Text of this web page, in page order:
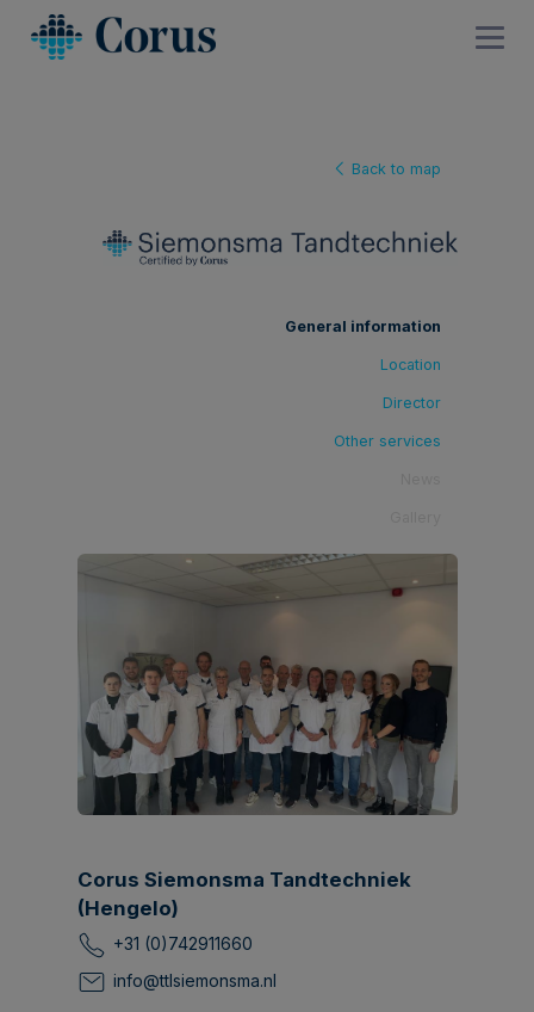
Back to map
General information
Location
Director
Other services
Corus Siemonsma Tandtechniek
(Hengelo)
+31 (0)742911660
info@ttlsiemonsma.nl